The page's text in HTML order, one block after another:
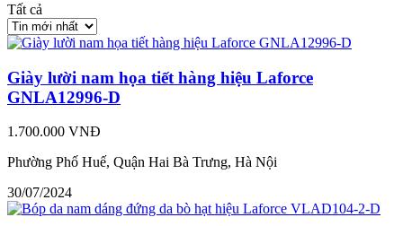
Tất cả
Giày lười nam họa tiết hàng hiệu Laforce
GNLA12996-D
1.700.000 VNĐ
Phường Phố Huế, Quận Hai Bà Trưng, Hà Nội
30/07/2024